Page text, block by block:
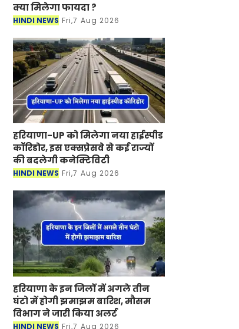
क्या मिलेगा फायदा ?
HINDI NEWS Fri,7 Aug 2026
हरियाणा-UP को मिलेगा नया हाईस्पीड
कॉरिडोर, इस एक्सप्रेसवे से कई राज्यों
की बदलेगी कनेक्टिविटी
HINDI NEWS Fri,7 Aug 2026
हरियाणा के इन जिलों में अगले तीन
घंटो में होगी झमाझम बारिश, मौसम
विभाग ने जारी किया अलर्ट
HINDI NEWS Fri,7 Aug 2026